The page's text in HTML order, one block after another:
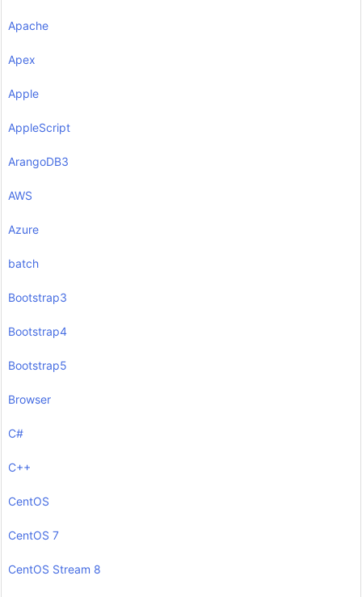
Apache
Apex
Apple
AppleScript
ArangoDB3
AWS
Azure
batch
Bootstrap3
Bootstrap4
Bootstrap5
Browser
C#
C++
CentOS
CentOS 7
CentOS Stream 8